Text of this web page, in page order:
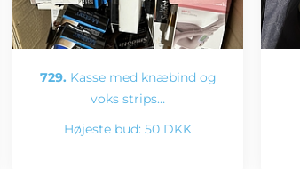
729. Kasse med knæbind og
voks strips…
Højeste bud: 50 DKK